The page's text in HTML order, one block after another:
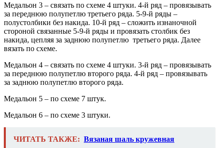
Медальон 3 – связать по схеме 4 штуки. 4-й ряд – провязывать
за переднюю полупетлю третьего ряда. 5-9-й ряды –
полустолбики без накида. 10-й ряд – сложить изнаночной
стороной связанные 5-9-й ряды и провязать столбик без
накида, цепляя за заднюю полупетлю третьего ряда. Далее
вязать по схеме.
Медальон 4 – связать по схеме 4 штуки. 3-й ряд – провязывать
за переднюю полупетлю второго ряда. 4-й ряд – провязывать
за заднюю полупетлю второго ряда.
Медальон 5 – по схеме 7 штук.
Медальон 6 – по схеме 3 штуки.
ЧИТАТЬ ТАКЖЕ: Вязаная шаль кружевная